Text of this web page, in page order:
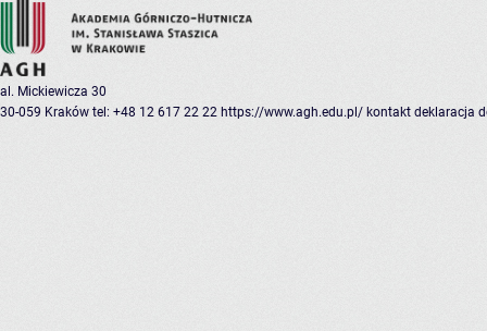
al. Mickiewicza 30
30-059 Kraków tel: +48 12 617 22 22 https://www.agh.edu.pl/ kontakt deklaracja